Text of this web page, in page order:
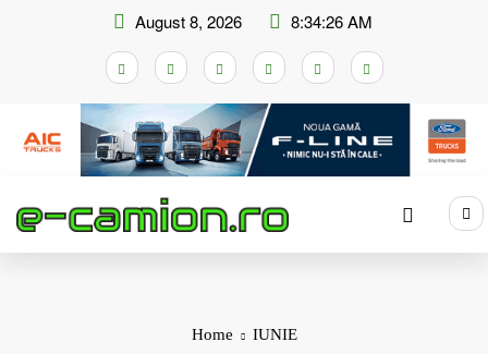
August 8, 2026 8:34:26 AM
Home IUNIE